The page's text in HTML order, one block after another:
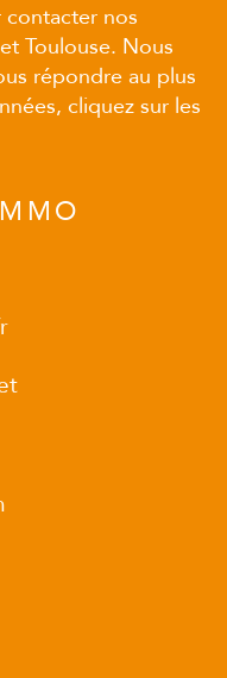
contacter nos
Toulouse. Nous
répondre au plus
cliquez sur les